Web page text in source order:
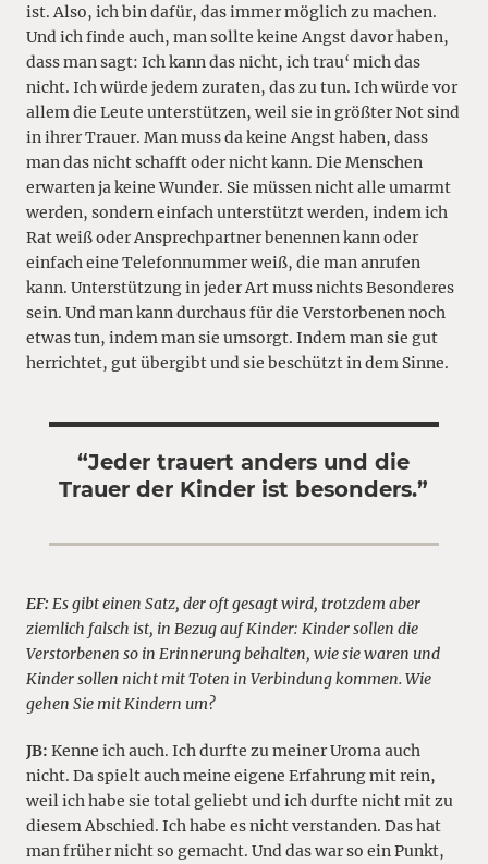
ist. Also, ich bin dafür, das immer möglich zu machen.
Und ich finde auch, man sollte keine Angst davor haben,
dass man sagt: Ich kann das nicht, ich trau‘ mich das
nicht. Ich würde jedem zuraten, das zu tun. Ich würde vor
allem die Leute unterstützen, weil sie in größter Not sind
in ihrer Trauer. Man muss da keine Angst haben, dass
man das nicht schafft oder nicht kann. Die Menschen
erwarten ja keine Wunder. Sie müssen nicht alle umarmt
werden, sondern einfach unterstützt werden, indem ich
Rat weiß oder Ansprechpartner benennen kann oder
einfach eine Telefonnummer weiß, die man anrufen
kann. Unterstützung in jeder Art muss nichts Besonderes
sein. Und man kann durchaus für die Verstorbenen noch
etwas tun, indem man sie umsorgt. Indem man sie gut
herrichtet, gut übergibt und sie beschützt in dem Sinne.
“Jeder trauert anders und die
Trauer der Kinder ist besonders.”
EF: Es gibt einen Satz, der oft gesagt wird, trotzdem aber
ziemlich falsch ist, in Bezug auf Kinder: Kinder sollen die
Verstorbenen so in Erinnerung behalten, wie sie waren und
Kinder sollen nicht mit Toten in Verbindung kommen. Wie
gehen Sie mit Kindern um?
JB: Kenne ich auch. Ich durfte zu meiner Uroma auch
nicht. Da spielt auch meine eigene Erfahrung mit rein,
weil ich habe sie total geliebt und ich durfte nicht mit zu
diesem Abschied. Ich habe es nicht verstanden. Das hat
man früher nicht so gemacht. Und das war so ein Punkt,